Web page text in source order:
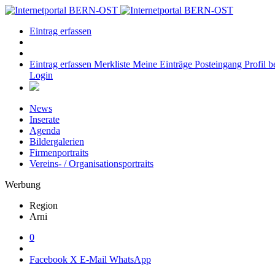
Eintrag erfassen
Eintrag erfassen Merkliste Meine Einträge Posteingang Profil
Login
News
Inserate
Agenda
Bildergalerien
Firmenportraits
Vereins- / Organisationsportraits
Werbung
Region
Arni
0
Facebook X E-Mail WhatsApp